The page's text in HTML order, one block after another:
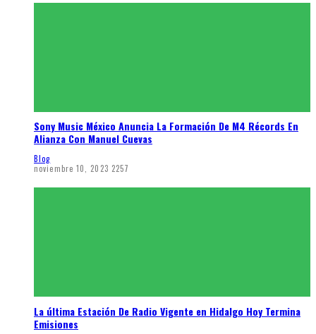
Sony Music México Anuncia La Formación De M4 Récords En
Alianza Con Manuel Cuevas
Blog
noviembre 10, 2023 2257
La última Estación De Radio Vigente en Hidalgo Hoy Termina
Emisiones